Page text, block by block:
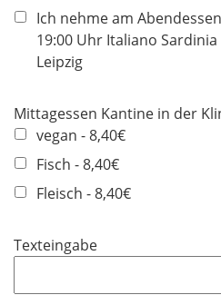
d
Ich nehme am
19:00 Uhr Italiano
Leipzig
Mittagessen Kantine in der
vegan - 8,40€
Fisch - 8,40€
Fleisch - 8,40€
Texteingabe